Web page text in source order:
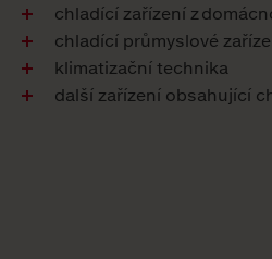
chladící zařízení z
chladící průmyslové
klimatizační technika
další zařízení obsahující